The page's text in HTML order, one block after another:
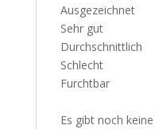
Ausgezeichnet
Sehr gut
Durchschnittlich
Schlecht
Furchtbar
Es gibt noch